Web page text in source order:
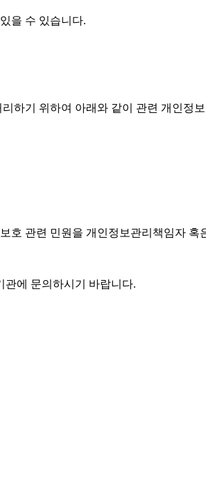
을 수 있습니다.
하기 위하여 아래와 같이 관련 개인정
호 관련 민원을 개인정보관리책임자
관에 문의하시기 바랍니다.